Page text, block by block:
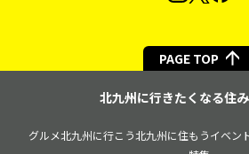
PAGE TOP
北九州に行きたくなる住
グルメ北九州に行こう北九州に住もうイベン